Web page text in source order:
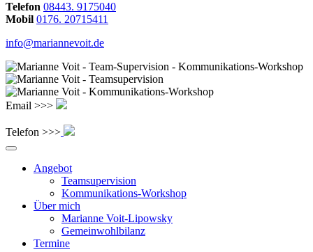
Telefon 08443. 9175040
Mobil 0176. 20715411
info@mariannevoit.de
Email >>>
Telefon >>>
Angebot
Teamsupervision
Kommunikations-Workshop
Über mich
Marianne Voit-Lipowsky
Gemeinwohlbilanz
Termine